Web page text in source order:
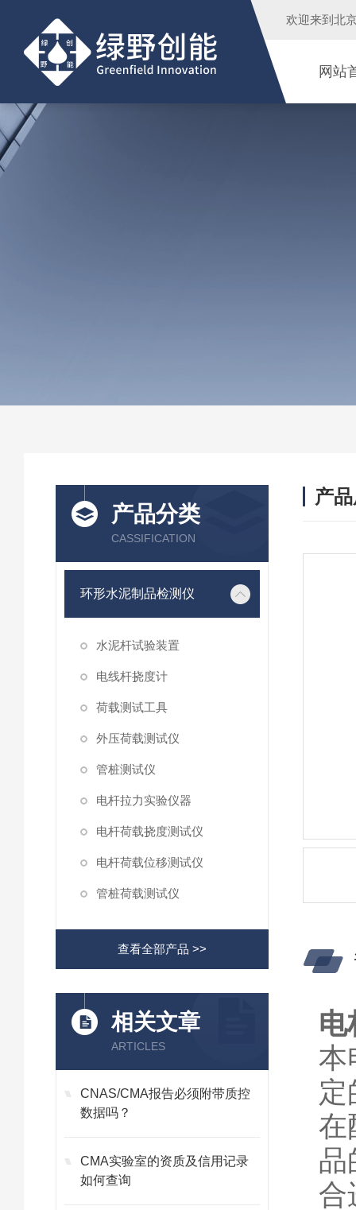
欢迎来到 北
网站
产品分类
CASSIFICATION
环形水泥制品检测仪
水泥杆试验装置
电线杆挠度计
荷载测试工具
外压荷载测试仪
管桩测试仪
电杆拉力实验仪器
电杆荷载挠度测试仪
电杆荷载位移测试仪
管桩荷载测试仪
查看全部产品 >>
相关文章
ARTICLES
CNAS/CMA报告必须附带质控
数据吗？
CMA实验室的资质及信用记录
如何查询
产
电
本
定
在
品
合